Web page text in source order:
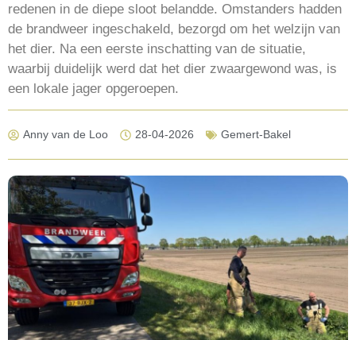
redenen in de diepe sloot belandde. Omstanders hadden
de brandweer ingeschakeld, bezorgd om het welzijn van
het dier. Na een eerste inschatting van de situatie,
waarbij duidelijk werd dat het dier zwaargewond was, is
een lokale jager opgeroepen.
Anny van de Loo 28-04-2026 Gemert-Bakel